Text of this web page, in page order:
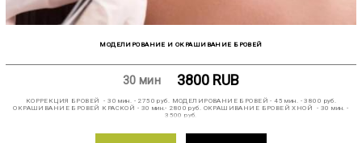
МОДЕЛИРОВАНИЕ И ОКРАШИВАНИЕ БРОВЕЙ
30 мин 3800 RUB
КОРРЕКЦИЯ БРОВЕЙ - 30 мин. - 2750 руб. МОДЕЛИРОВАНИЕ БРОВЕЙ - 45 мин. - 3800 руб.
ОКРАШИВАНИЕ БРОВЕЙ КРАСКОЙ - 30 мин.- 2800 руб. ОКРАШИВАНИЕ БРОВЕЙ ХНОЙ - 30 мин. -
3500 руб.